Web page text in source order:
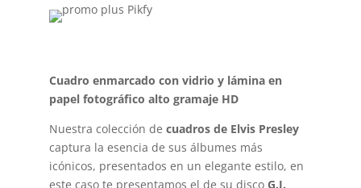
Cuadro enmarcado con vidrio y lámina en
papel fotográfico alto gramaje HD
Nuestra colección de cuadros de Elvis Presley
captura la esencia de sus álbumes más
icónicos, presentados en un elegante estilo, en
este caso te presentamos el de su disco G.I.